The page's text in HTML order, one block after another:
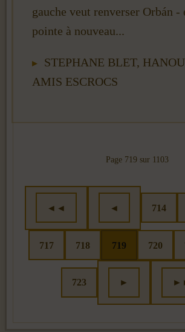
gauche veut renverser Orbán -
pointe à nouveau...
STEPHANE BLET,
AMIS ESCROCS
Page 719 sur 1103
◄◄ ◄ 714
717 718 719 720
723 ►